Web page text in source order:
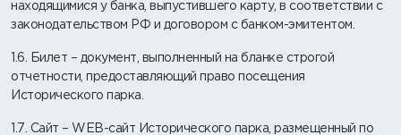
смотреть
находящимися у банка, выпустившего карту, в соответствии с
законодательством РФ и договором с банком-эмитентом.
1.6. Билет – документ, выполненный на бланке строгой
отчетности, предоставляющий право посещения
Исторического парка.
1.7. Сайт – WEB-сайт Исторического парка, размещенный по